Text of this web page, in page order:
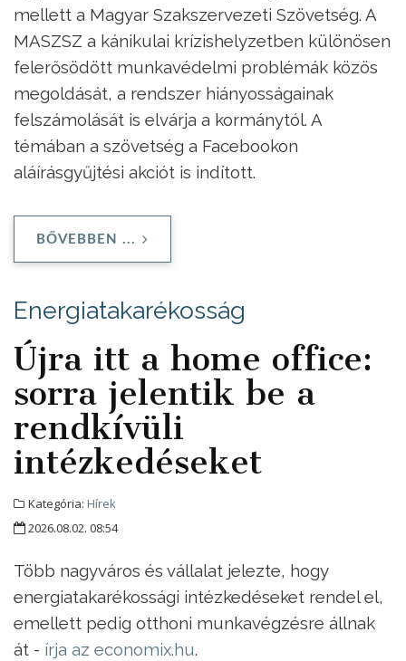
mellett a Magyar Szakszervezeti Szövetség. A
MASZSZ a kánikulai krízishelyzetben különösen
felerősödött munkavédelmi problémák közös
megoldását, a rendszer hiányosságainak
felszámolását is elvárja a kormánytól. A
témában a szövetség a Facebookon
aláírásgyűjtési akciót is indított.
BŐVEBBEN ...
Energiatakarékosság
Újra itt a home office:
sorra jelentik be a
rendkívüli
intézkedéseket
Kategória: Hírek
2026.08.02. 08:54
Több nagyváros és vállalat jelezte, hogy
energiatakarékossági intézkedéseket rendel el,
emellett pedig otthoni munkavégzésre állnak
át - írja az economix.hu.